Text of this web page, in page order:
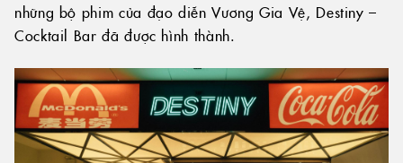
những bộ phim của đạo diễn Vương Gia Vệ, Destiny –
Cocktail Bar đã được hình thành.